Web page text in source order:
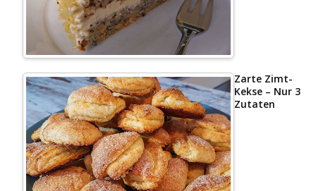
Zarte Zimt-
Kekse – Nur 3
Zutaten